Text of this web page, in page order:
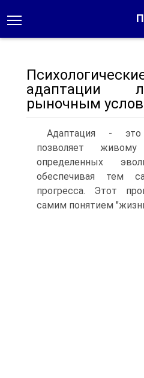
адаптации
рыночным
Адаптация - это
позволяет
определенных
обеспечивая тем
прогресса. Этот
самим понятием